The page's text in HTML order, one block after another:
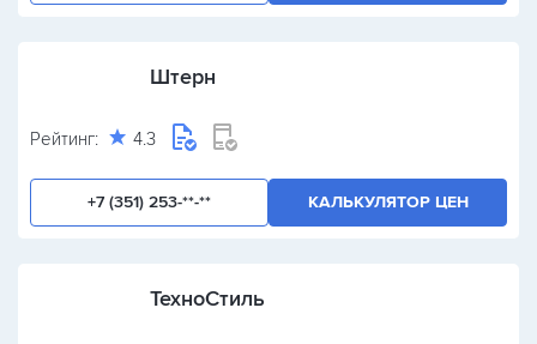
Штерн
Рейтинг: 4.3
+7 (351) 253-**-** КАЛЬКУЛЯТОР ЦЕН
ТехноСтиль